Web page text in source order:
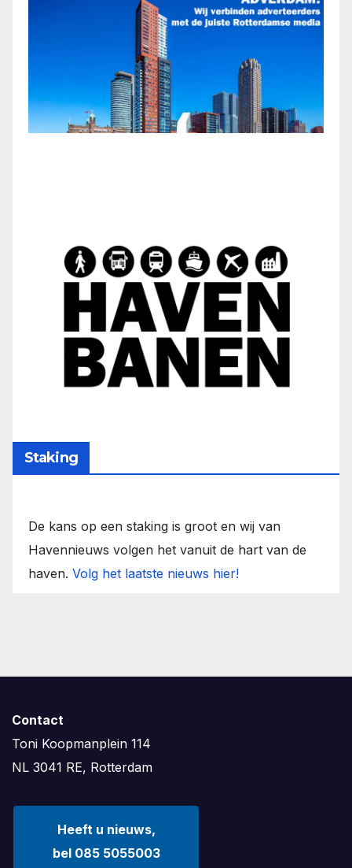
Staking
De kans op een staking is groot en wij van
Havennieuws volgen het vanuit de hart van de
haven. Volg het laatste nieuws hier!
Contact
Toni Koopmanplein 114
NL 3041 RE, Rotterdam
Heeft u nieuws,
bel 085 5055003